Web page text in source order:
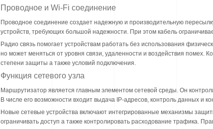
Проводное и Wi-Fi соединение
Проводное соединение создает надежную и производительную
устройств, требующих большой надежности. При этом кабель
Радио связь помогает устройствам работать без использования
но может меняться от уровня связи, удаленности и воздействия
степени защиты а также условий подключения.
Функция сетевого узла
Маршрутизатор является главным элементом сетевой среды. Он
В числе его возможности входит выдача IP-адресов, контроль данных и
Новые сетевые устройства включают интегрированные механизмы
ограничивать доступ а также контролировать расходование трафика.